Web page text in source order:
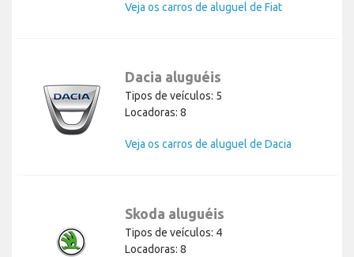
Veja os carros de aluguel de Fiat
Dacia aluguéis
Tipos de veículos: 5
Locadoras: 8
Veja os carros de aluguel de Dacia
Skoda aluguéis
Tipos de veículos: 4
Locadoras: 8